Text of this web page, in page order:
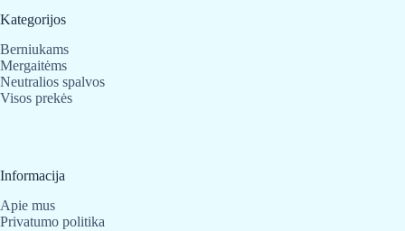
Kategorijos
Berniukams
Mergaitėms
Neutralios spalvos
Visos prekės
Informacija
Apie mus
Privatumo politika